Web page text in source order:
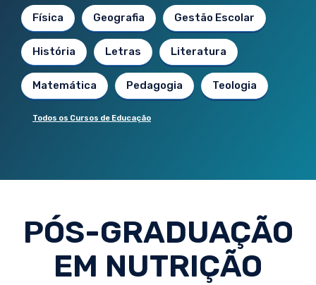
Física Geografia Gestão Escolar
História Letras Literatura
Matemática Pedagogia Teologia
Todos os Cursos de Educação
PÓS-GRADUAÇÃO
EM NUTRIÇÃO